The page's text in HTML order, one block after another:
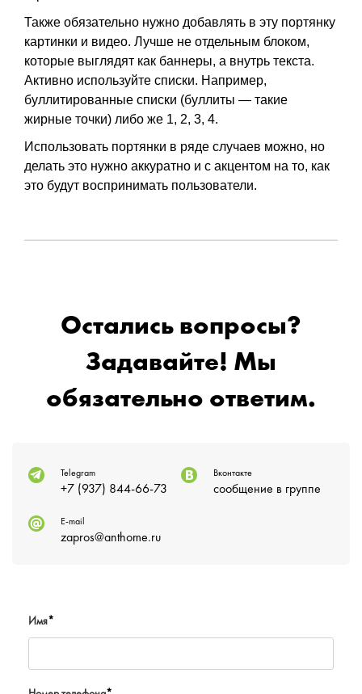
Также обязательно нужно добавлять в эту портянку
картинки и видео. Лучше не отдельным блоком,
которые выглядят как баннеры, а внутрь текста.
Активно используйте списки. Например,
буллитированные списки (буллиты — такие
жирные точки) либо же 1, 2, 3, 4.
Использовать портянки в ряде случаев можно, но
делать это нужно аккуратно и с акцентом на то, как
это будут воспринимать пользователи.
Остались вопросы?
Задавайте! Мы
обязательно ответим.
Telegram
+7 (937) 844-66-73
Вконтакте
сообщение в группе
E-mail
zapros@anthome.ru
Имя*